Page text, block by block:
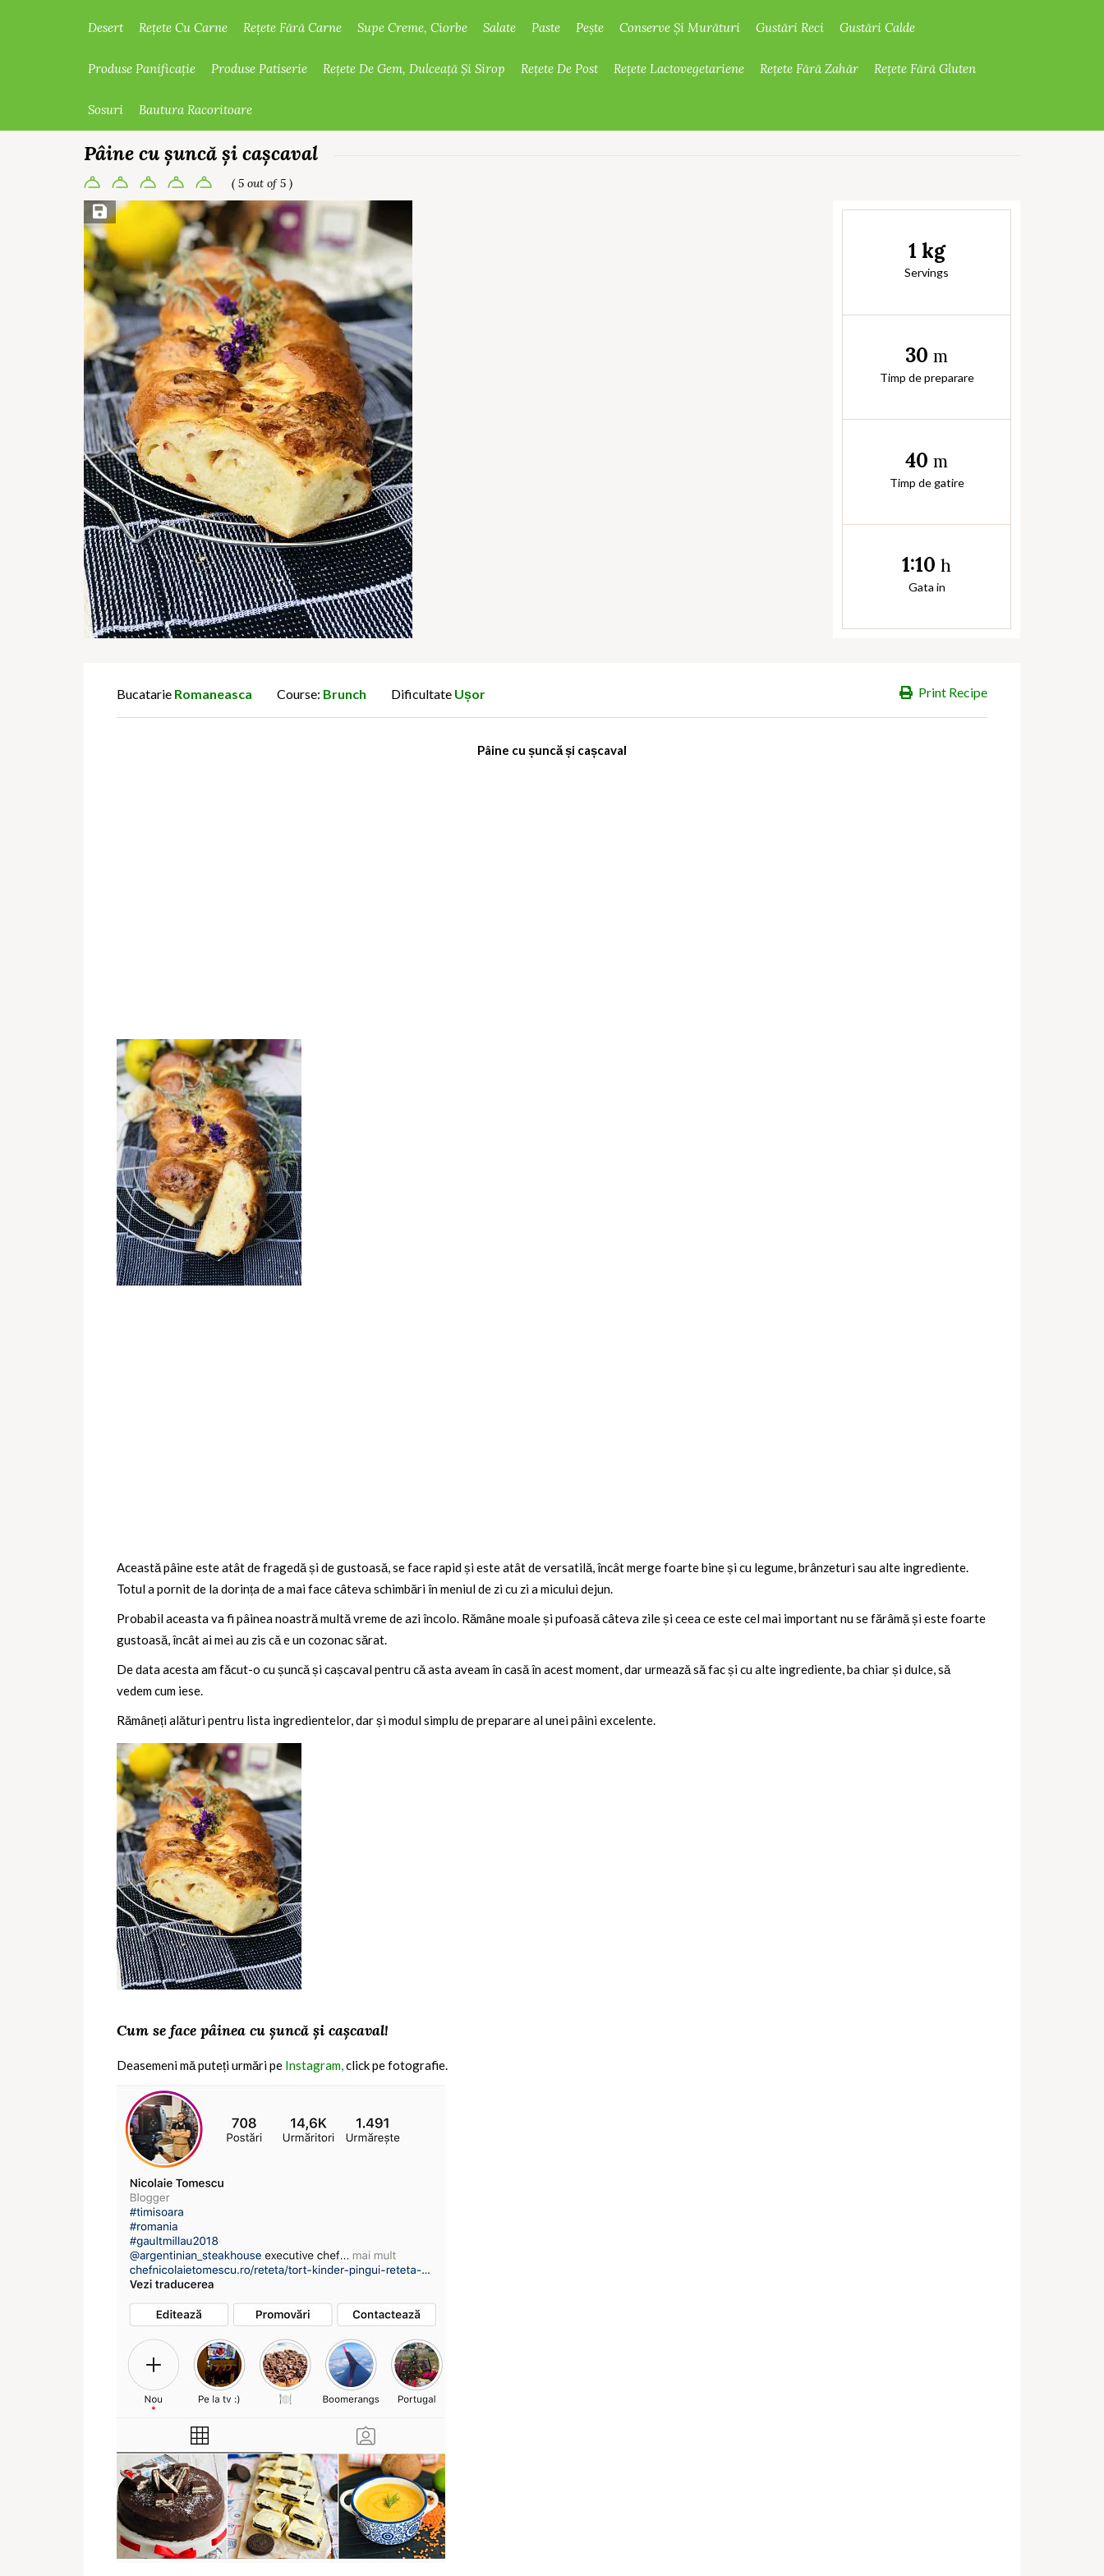
Desert Rețete Cu Carne Rețete Fără Carne Supe Creme, Ciorbe Salate Paste Pește Conserve Și Murături Gustări Reci Gustări Calde
Produse Panificație Produse Patiserie Rețete De Gem, Dulceață Și Sirop Rețete De Post Rețete Lactovegetariene Rețete Fără Zahăr Rețete Fără Gluten
Sosuri Bautura Racoritoare
Pâine cu șuncă și cașcaval
( 5 out of 5 )
Save Recipe
1 kg
Servings
30 m
Timp de preparare
40 m
Timp de gatire
1:10 h
Gata in
Print Recipe
Bucatarie Romaneasca Course: Brunch Dificultate Ușor
Pâine cu șuncă și cașcaval
Această pâine este atât de fragedă și de gustoasă, se face rapid și este atât de versatilă, încât merge foarte bine și cu legume, brânzeturi sau alte ingrediente.
Totul a pornit de la dorința de a mai face câteva schimbări în meniul de zi cu zi a micului dejun.
Probabil aceasta va fi pâinea noastră multă vreme de azi încolo. Rămâne moale și pufoasă câteva zile și ceea ce este cel mai important nu se fărâmă și este foarte
gustoasă, încât ai mei au zis că e un cozonac sărat.
De data acesta am făcut-o cu șuncă și cașcaval pentru că asta aveam în casă în acest moment, dar urmează să fac și cu alte ingrediente, ba chiar și dulce, să
vedem cum iese.
Rămâneți alături pentru lista ingredientelor, dar și modul simplu de preparare al unei pâini excelente.
Cum se face pâinea cu șuncă și cașcaval!
Deasemeni mă puteți urmări pe Instagram,click pe fotografie.